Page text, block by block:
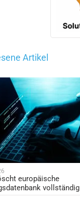
Artikel
europäische
vollständig